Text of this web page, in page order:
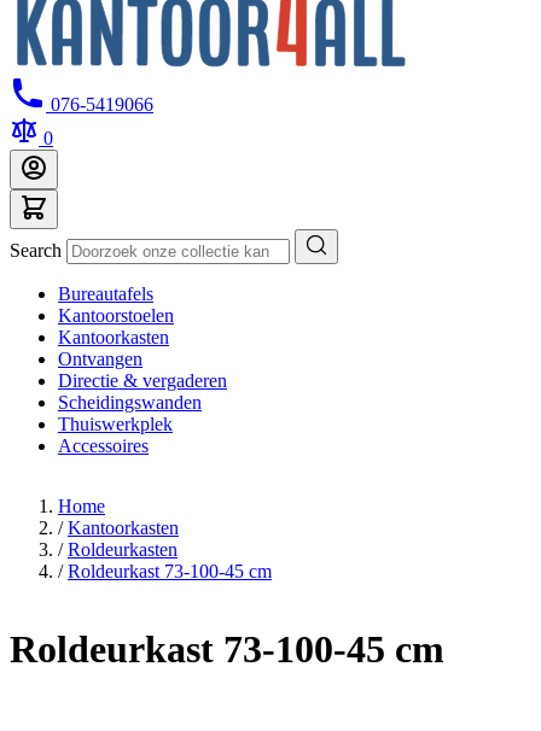
076-5419066
0
Search
Bureautafels
Kantoorstoelen
Kantoorkasten
Ontvangen
Directie & vergaderen
Scheidingswanden
Thuiswerkplek
Accessoires
Home
/ Kantoorkasten
/ Roldeurkasten
/ Roldeurkast 73-100-45 cm
Roldeurkast 73-100-45 cm